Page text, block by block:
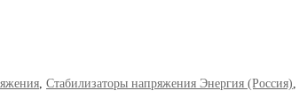
, Стабилизаторы напряжения Энергия (Россия),